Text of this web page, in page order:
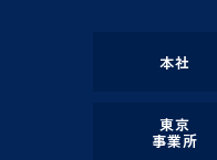
本社
東京
事業所